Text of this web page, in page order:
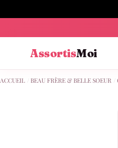
AssortisMoi
ACCUEIL BEAU FRÈRE & BELLE SOEUR